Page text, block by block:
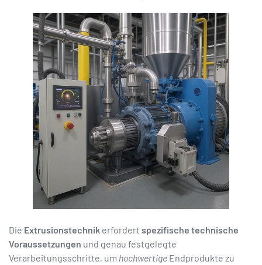
Die Extrusionstechnik erfordert spezifische technische
Voraussetzungen und genau festgelegte
Verarbeitungsschritte, um hochwertige Endprodukte zu